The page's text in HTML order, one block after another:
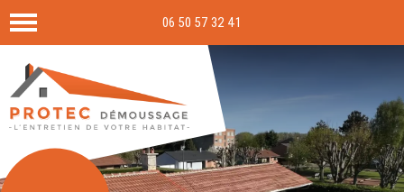
06 50 57 32 41